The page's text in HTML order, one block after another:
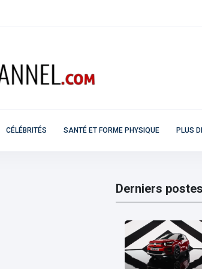
CÉLÉBRITÉS SANTÉ ET FORME PHYSIQUE PLUS
Derniers postes